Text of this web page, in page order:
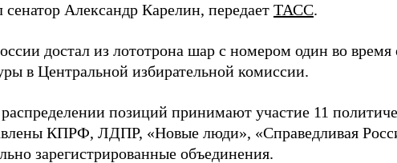
сенатор Александр Карелин, передает ТАСС.
достал из лототрона шар с номером один во
в Центральной избирательной комиссии.
позиций принимают участие 11
КПРФ, ЛДПР, «Новые люди», «Справедливая
зарегистрированные объединения.